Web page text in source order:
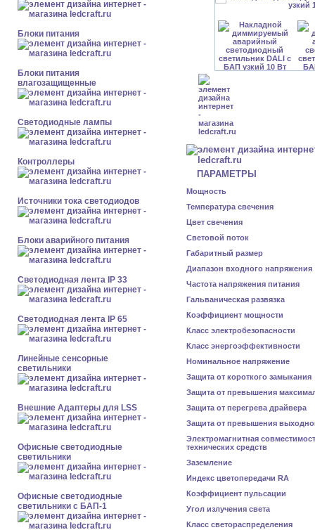
Блоки питания
Блоки питания
влагозащищенные
Светодиодные лампы
Контроллеры
Источники тока светодиодов
Блоки аварийного питания
Светодиодная лента IP 33
Светодиодная лента IP 65
Линейные сенсорные
светильники
Внешние Адаптеры для LSS
Офисные светодиодные
светильники
Офисные светодиодные
светильники с БАП-1
ПАРАМЕТРЫ
Мощность
Температура свечения
Цвет свечения
Световой поток
Габаритный размер
Диапазон входного напряжения
Частота напряжения питания
Гальваническая развязка
Коэффициент мощности
Класс электробезопасности
Класс энергоэффективности
Номинальное напряжение
Защита от короткого замыкания
Защита от превышения
Защита от перегрева драйвера
Защита от превышения
Электромагнитная
технических средств
Заземление
Индекс цветопередачи RA
Коэффициент пульсации
Угол излучения света
Класс светораспределения